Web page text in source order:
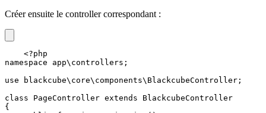
Créer ensuite le controller correspondant :
<?php
namespace app\controllers;
use blackcube\core\components\BlackcubeController;
class PageController extends BlackcubeController
{